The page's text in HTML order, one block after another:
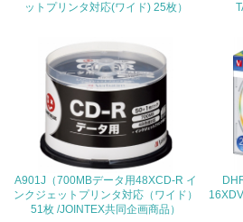
<L1> グリーン購入の取り組み方針を有し
を行っている
<L2> 購入している製品・サービスの量と
具体的な目標や計画を立てている
包装・物流
ットプリンタ対応(ワイド) 25枚）
A901J（700MBデータ用48XCD-R イ
ンクジェットプリンタ対応（ワイド）
51枚 /JOINTEX共同企画商品）